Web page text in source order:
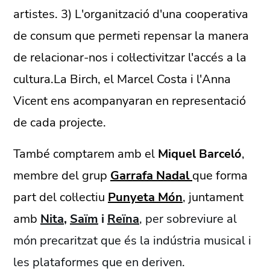
artistes. 3) L'organització d'una cooperativa
de consum que permeti repensar la manera
de relacionar-nos i col·lectivitzar l'accés a la
cultura.La Birch, el Marcel Costa i l'Anna
Vicent ens acompanyaran en representació
de cada projecte.
També comptarem amb el Miquel Barceló,
membre del grup Garrafa Nadalque forma
part del col·lectiu Punyeta Món, juntament
amb Nita, Saïm i Reïna, per sobreviure al
món precaritzat que és la indústria musical i
les plataformes que en deriven.